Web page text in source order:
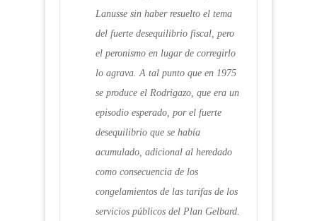
Lanusse sin haber resuelto el tema
del fuerte desequilibrio fiscal, pero
el peronismo en lugar de corregirlo
lo agrava. A tal punto que en 1975
se produce el Rodrigazo, que era un
episodio esperado, por el fuerte
desequilibrio que se había
acumulado, adicional al heredado
como consecuencia de los
congelamientos de las tarifas de los
servicios públicos del Plan Gelbard.